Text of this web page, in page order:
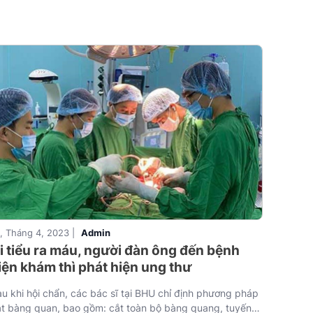
Tháng 4, 2023 | Admin
tiểu ra máu, người đàn ông đến bệnh
khám thì phát hiện ung thư
khi hội chẩn, các bác sĩ tại BHU chỉ định phương pháp
bàng quan, bao gồm: cắt toàn bộ bàng quang, tuyến